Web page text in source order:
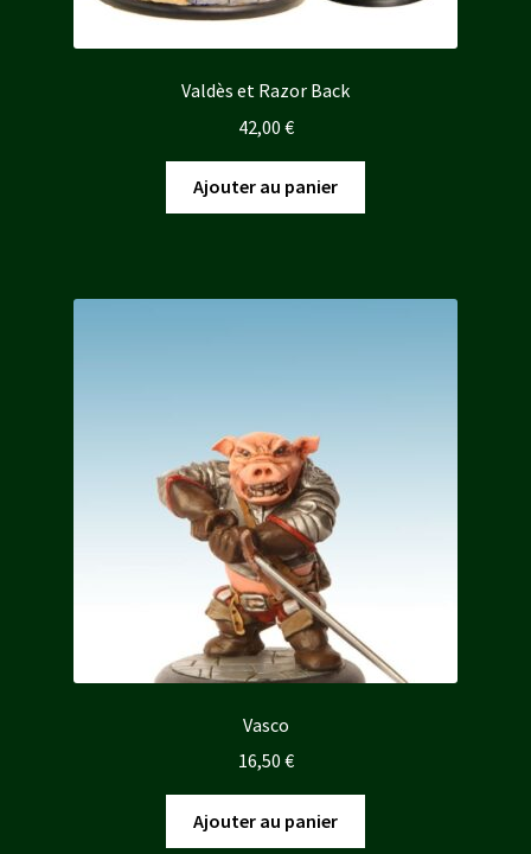
Valdès et Razor Back
42,00 €
Ajouter au panier
Vasco
16,50 €
Ajouter au panier